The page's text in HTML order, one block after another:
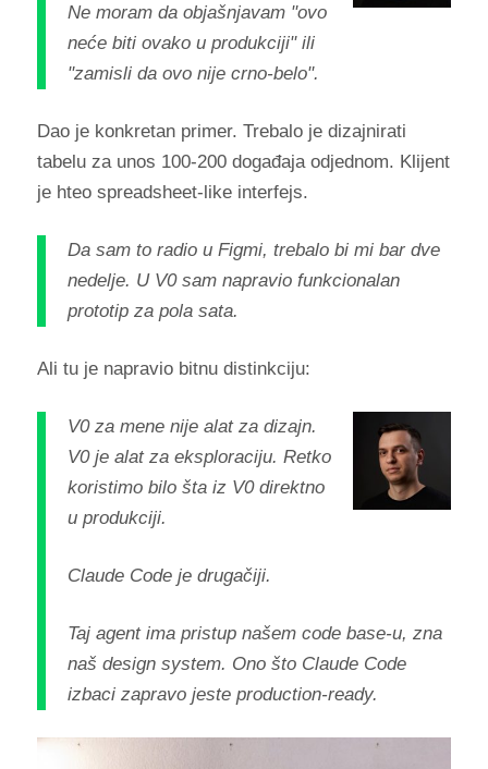
Ne moram da objašnjavam "ovo
neće biti ovako u produkciji" ili
"zamisli da ovo nije crno-belo".
Dao je konkretan primer. Trebalo je dizajnirati
tabelu za unos 100-200 događaja odjednom. Klijent
je hteo spreadsheet-like interfejs.
Da sam to radio u Figmi, trebalo bi mi bar dve
nedelje. U V0 sam napravio funkcionalan
prototip za pola sata.
Ali tu je napravio bitnu distinkciju:
V0 za mene nije alat za dizajn.
V0 je alat za eksploraciju. Retko
koristimo bilo šta iz V0 direktno
u produkciji.
Claude Code je drugačiji.
Taj agent ima pristup našem code base-u, zna
naš design system. Ono što Claude Code
izbaci zapravo jeste production-ready.